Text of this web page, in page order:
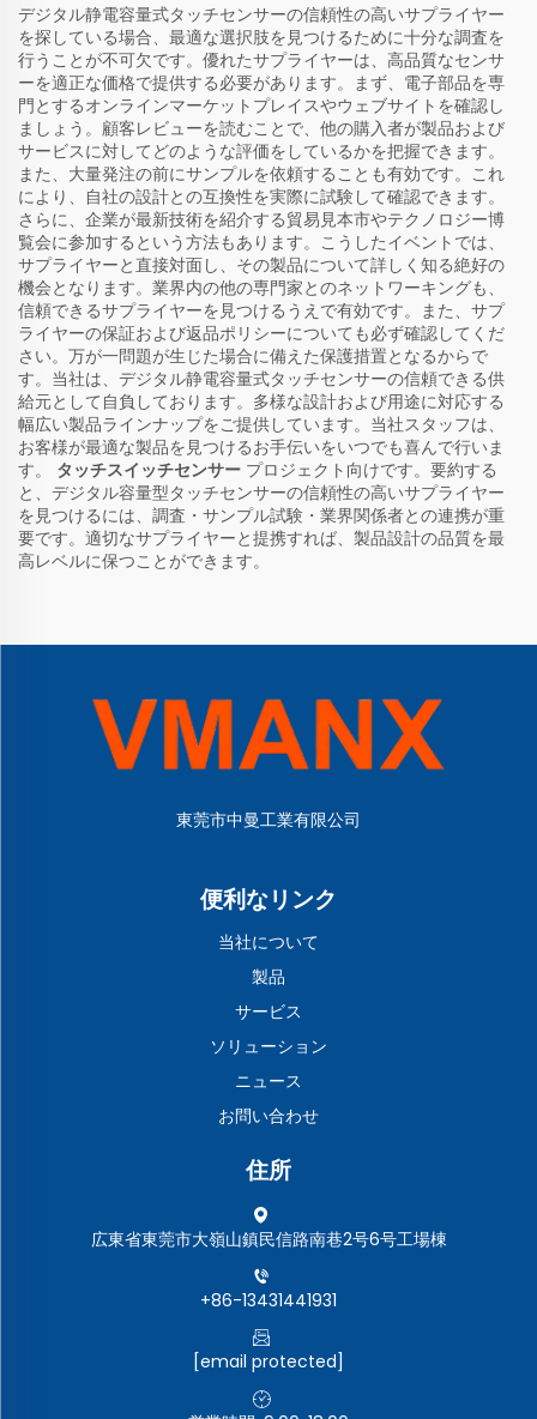
デジタル静電容量式タッチセンサーの信頼性の高いサプライヤー
を探している場合、最適な選択肢を見つけるために十分な調査を
行うことが不可欠です。優れたサプライヤーは、高品質なセンサ
ーを適正な価格で提供する必要があります。まず、電子部品を専
門とするオンラインマーケットプレイスやウェブサイトを確認し
ましょう。顧客レビューを読むことで、他の購入者が製品および
サービスに対してどのような評価をしているかを把握できます。
また、大量発注の前にサンプルを依頼することも有効です。これ
により、自社の設計との互換性を実際に試験して確認できます。
さらに、企業が最新技術を紹介する貿易見本市やテクノロジー博
覧会に参加するという方法もあります。こうしたイベントでは、
サプライヤーと直接対面し、その製品について詳しく知る絶好の
機会となります。業界内の他の専門家とのネットワーキングも、
信頼できるサプライヤーを見つけるうえで有効です。また、サプ
ライヤーの保証および返品ポリシーについても必ず確認してくだ
さい。万が一問題が生じた場合に備えた保護措置となるからで
す。当社は、デジタル静電容量式タッチセンサーの信頼できる供
給元として自負しております。多様な設計および用途に対応する
幅広い製品ラインナップをご提供しています。当社スタッフは、
お客様が最適な製品を見つけるお手伝いをいつでも喜んで行いま
す。 タッチスイッチセンサー プロジェクト向けです。要約する
と、デジタル容量型タッチセンサーの信頼性の高いサプライヤー
を見つけるには、調査・サンプル試験・業界関係者との連携が重
要です。適切なサプライヤーと提携すれば、製品設計の品質を最
高レベルに保つことができます。
東莞市中曼工業有限公司
便利なリンク
当社について
製品
サービス
ソリューション
ニュース
お問い合わせ
住所
広東省東莞市大嶺山鎮民信路南巷2号6号工場棟
+86-13431441931
[email protected]